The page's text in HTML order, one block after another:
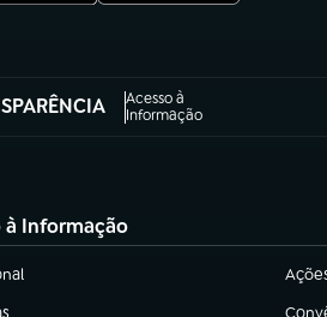
Acesso à
Informação
nova aba)
à Informação
aba) (abre